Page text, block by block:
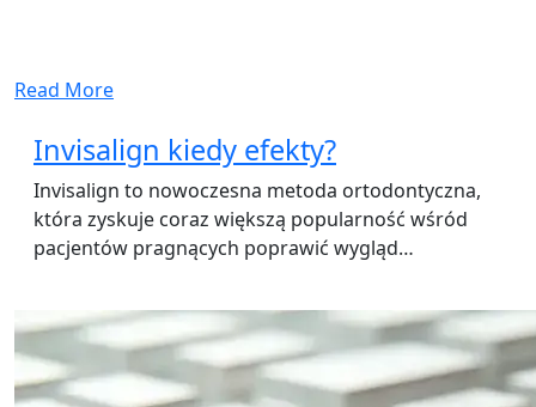
Read More
Invisalign kiedy efekty?
Invisalign to nowoczesna metoda ortodontyczna,
która zyskuje coraz większą popularność wśród
pacjentów pragnących poprawić wygląd…